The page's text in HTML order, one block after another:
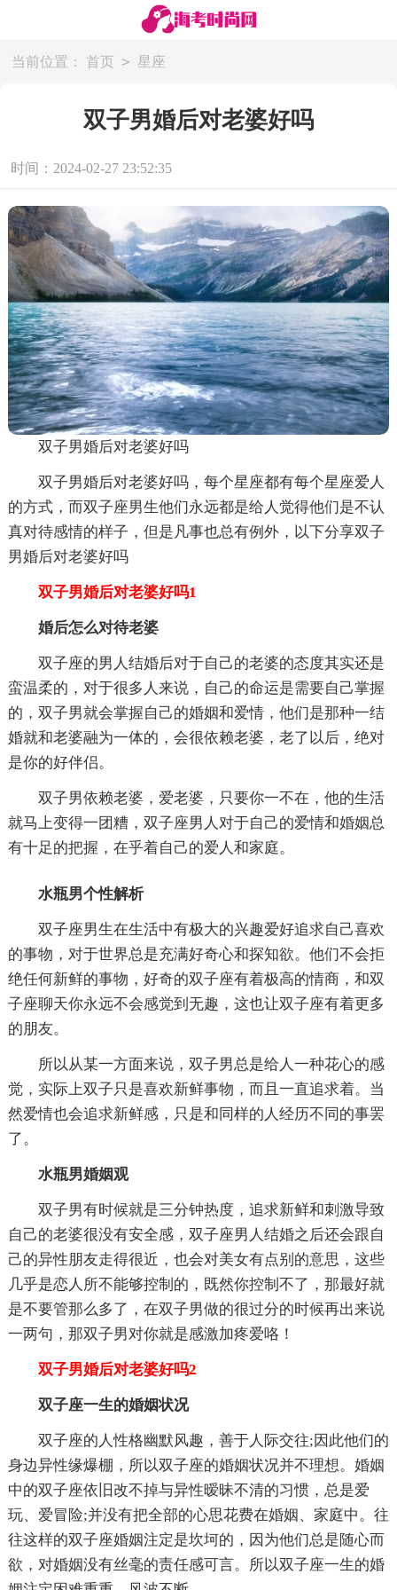
当前位置： 首页 > 星座
双子男婚后对老婆好吗
时间：2024-02-27 23:52:35
双子男婚后对老婆好吗
双子男婚后对老婆好吗，每个星座都有每个星座爱人
的方式，而双子座男生他们永远都是给人觉得他们是不认
真对待感情的样子，但是凡事也总有例外，以下分享双子
男婚后对老婆好吗
双子男婚后对老婆好吗1
婚后怎么对待老婆
双子座的男人结婚后对于自己的老婆的态度其实还是
蛮温柔的，对于很多人来说，自己的命运是需要自己掌握
的，双子男就会掌握自己的婚姻和爱情，他们是那种一结
婚就和老婆融为一体的，会很依赖老婆，老了以后，绝对
是你的好伴侣。
双子男依赖老婆，爱老婆，只要你一不在，他的生活
就马上变得一团糟，双子座男人对于自己的爱情和婚姻总
有十足的把握，在乎着自己的爱人和家庭。
水瓶男个性解析
双子座男生在生活中有极大的兴趣爱好追求自己喜欢
的事物，对于世界总是充满好奇心和探知欲。他们不会拒
绝任何新鲜的事物，好奇的双子座有着极高的情商，和双
子座聊天你永远不会感觉到无趣，这也让双子座有着更多
的朋友。
所以从某一方面来说，双子男总是给人一种花心的感
觉，实际上双子只是喜欢新鲜事物，而且一直追求着。当
然爱情也会追求新鲜感，只是和同样的人经历不同的事罢
了。
水瓶男婚姻观
双子男有时候就是三分钟热度，追求新鲜和刺激导致
自己的老婆很没有安全感，双子座男人结婚之后还会跟自
己的异性朋友走得很近，也会对美女有点别的意思，这些
几乎是恋人所不能够控制的，既然你控制不了，那最好就
是不要管那么多了，在双子男做的很过分的时候再出来说
一两句，那双子男对你就是感激加疼爱咯！
双子男婚后对老婆好吗2
双子座一生的婚姻状况
双子座的人性格幽默风趣，善于人际交往;因此他们的
身边异性缘爆棚，所以双子座的婚姻状况并不理想。婚姻
中的双子座依旧改不掉与异性暧昧不清的习惯，总是爱
玩、爱冒险;并没有把全部的心思花费在婚姻、家庭中。往
往这样的双子座婚姻注定是坎坷的，因为他们总是随心而
欲，对婚姻没有丝毫的责任感可言。所以双子座一生的婚